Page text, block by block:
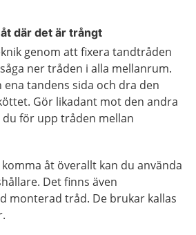
där det är trångt
genom att fixera tandtråden
ner tråden i alla mellanrum.
tandens sida och dra den
Gör likadant mot den andra
för upp tråden mellan
åt överallt kan du använda
Det finns även
monterad tråd. De brukar kallas